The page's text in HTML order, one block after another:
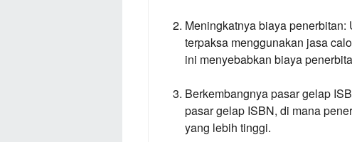
Meningkatnya biaya penerbitan:
terpaksa menggunakan jasa
ini menyebabkan biaya
Berkembangnya pasar gelap
pasar gelap ISBN, di mana
yang lebih tinggi.